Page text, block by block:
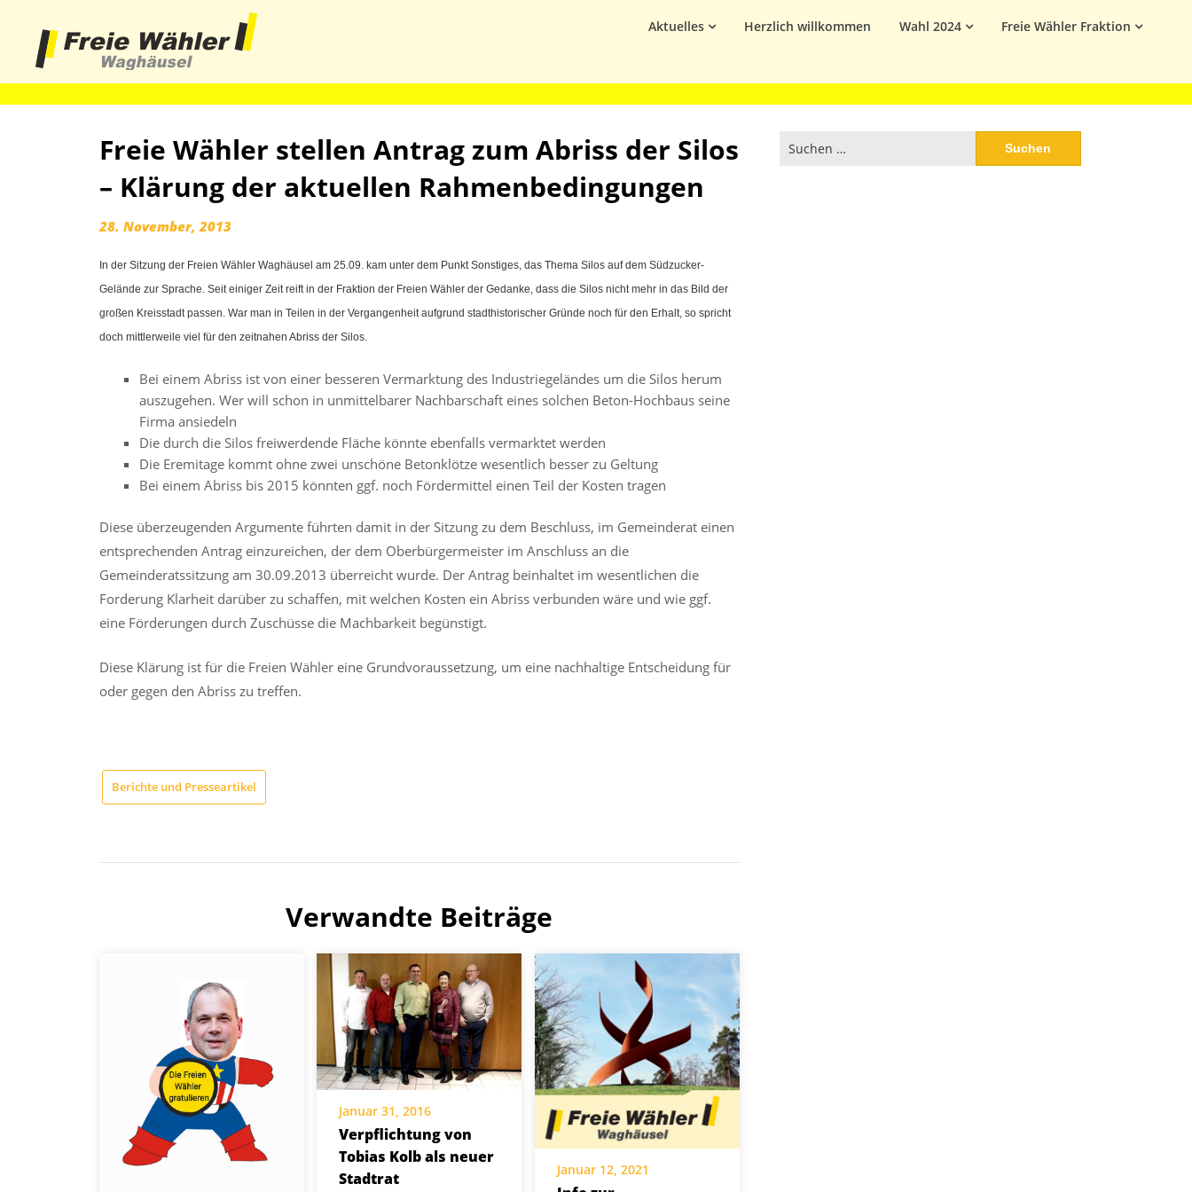
Aktuelles Herzlich willkommen Wahl 2024 Freie Wähler Fraktion
Freie Wähler stellen Antrag zum Abriss der Silos
– Klärung der aktuellen Rahmenbedingungen
28. November, 2013
In der Sitzung der Freien Wähler Waghäusel am 25.09. kam unter dem Punkt Sonstiges, das Thema Silos auf dem Südzucker-
Gelände zur Sprache. Seit einiger Zeit reift in der Fraktion der Freien Wähler der Gedanke, dass die Silos nicht mehr in das Bild der
großen Kreisstadt passen. War man in Teilen in der Vergangenheit aufgrund stadthistorischer Gründe noch für den Erhalt, so spricht
doch mittlerweile viel für den zeitnahen Abriss der Silos.
Bei einem Abriss ist von einer besseren Vermarktung des Industriegeländes um die Silos herum
auszugehen. Wer will schon in unmittelbarer Nachbarschaft eines solchen Beton-Hochbaus seine
Firma ansiedeln
Die durch die Silos freiwerdende Fläche könnte ebenfalls vermarktet werden
Die Eremitage kommt ohne zwei unschöne Betonklötze wesentlich besser zu Geltung
Bei einem Abriss bis 2015 könnten ggf. noch Fördermittel einen Teil der Kosten tragen
Diese überzeugenden Argumente führten damit in der Sitzung zu dem Beschluss, im Gemeinderat einen
entsprechenden Antrag einzureichen, der dem Oberbürgermeister im Anschluss an die
Gemeinderatssitzung am 30.09.2013 überreicht wurde. Der Antrag beinhaltet im wesentlichen die
Forderung Klarheit darüber zu schaffen, mit welchen Kosten ein Abriss verbunden wäre und wie ggf.
eine Förderungen durch Zuschüsse die Machbarkeit begünstigt.
Diese Klärung ist für die Freien Wähler eine Grundvoraussetzung, um eine nachhaltige Entscheidung für
oder gegen den Abriss zu treffen.
Berichte und Presseartikel
Verwandte Beiträge
Januar 31, 2016
Verpflichtung von
Tobias Kolb als neuer
Stadtrat
Januar 12, 2021